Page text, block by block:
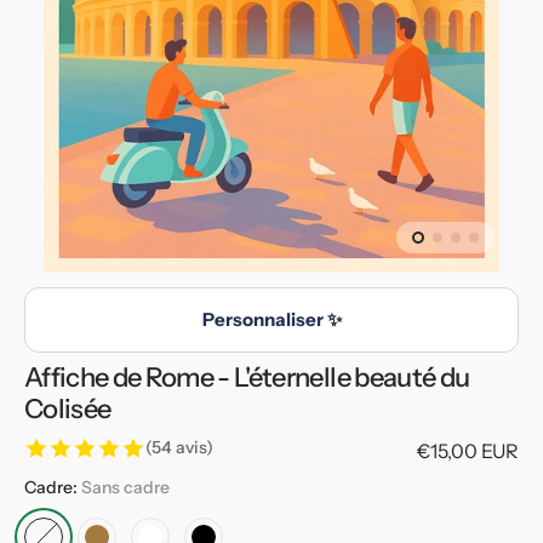
en
vedette
la
vue
Personnaliser ✨
Affiche de Rome - L'éternelle beauté du
Colisée
(54 avis)
Prix
€15,00 EUR
Cadre: Sans cadre